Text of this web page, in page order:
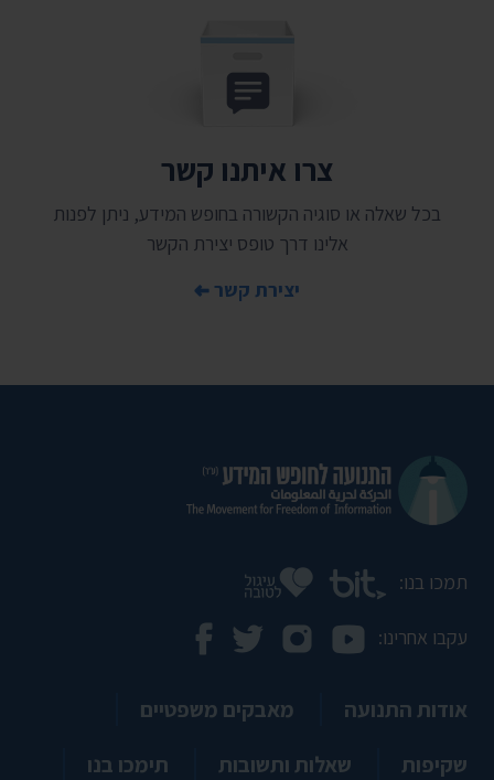
צרו איתנו קשר
בכל שאלה או סוגיה הקשורה בחופש המידע, ניתן לפנות
אלינו דרך טופס יצירת הקשר
יצירת קשר
תמכו בנו:
עקבו אחרינו:
אודות התנועה
מאבקים משפטיים
שקיפות
שאלות ותשובות תימכו בנו